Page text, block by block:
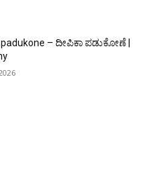
padukone – ದೀಪಿಕಾ ಪಡುಕೋಣೆ |